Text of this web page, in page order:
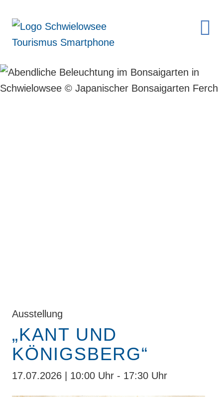
Ausstellung
„KANT UND
KÖNIGSBERG“
17.07.2026 | 10:00 Uhr - 17:30 Uhr